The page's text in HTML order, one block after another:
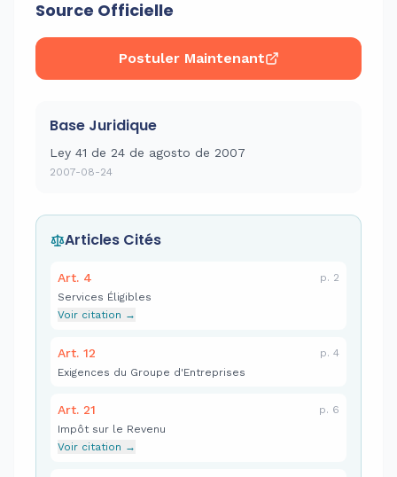
Source Officielle
Postuler Maintenant
Base Juridique
Ley 41 de 24 de agosto de 2007
2007-08-24
Articles Cités
Art. 4 p. 2
Services Éligibles
Voir citation →
Art. 12 p. 4
Exigences du Groupe d'Entreprises
Art. 21 p. 6
Impôt sur le Revenu
Voir citation →